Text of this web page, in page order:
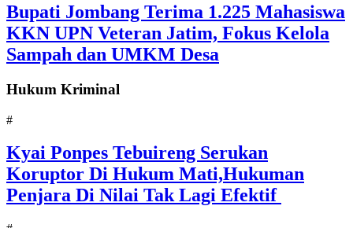
Bupati Jombang Terima 1.225 Mahasiswa
KKN UPN Veteran Jatim, Fokus Kelola
Sampah dan UMKM Desa
Hukum Kriminal
#
Kyai Ponpes Tebuireng Serukan
Koruptor Di Hukum Mati,Hukuman
Penjara Di Nilai Tak Lagi Efektif